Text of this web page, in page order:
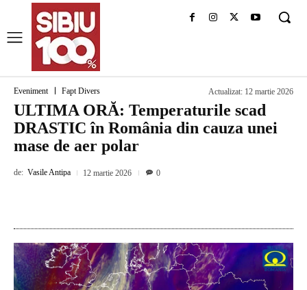
Eveniment Fapt Divers Actualizat: 12 martie 2026
ULTIMA ORĂ: Temperaturile scad
DRASTIC în România din cauza unei
mase de aer polar
de: Vasile Antipa 12 martie 2026 0